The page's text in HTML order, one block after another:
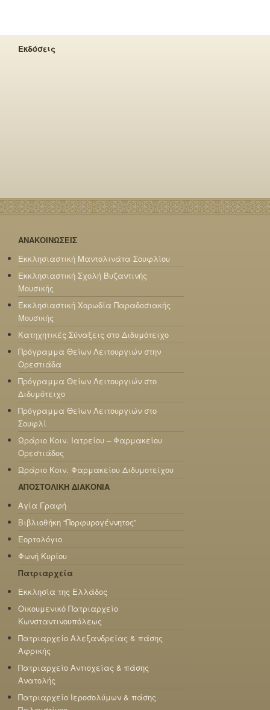
Εκδόσεις
ΑΝΑΚΟΙΝΩΣΕΙΣ
Εκκλησιαστική Μαντολινάτα Σουφλίου
Εκκλησιαστική Σχολή Βυζαντινής
Μουσικής
Εκκλησιαστική Χορωδία Παραδοσιακής
Μουσικής
Κατηχητικές Σύναξεις στο Διδυμότειχο
Πρόγραμμα Θείων Λειτουργιών στην
Ορεστιάδα
Πρόγραμμα Θείων Λειτουργιών στο
Διδυμότειχο
Πρόγραμμα Θείων Λειτουργιών στο
Σουφλί
Ωράριο Κοιν. Ιατρείου – Φαρμακείου
Ορεστιάδος
Ωράριο Κοιν. Φαρμακείου Διδυμοτείχου
ΑΠΟΣΤΟΛΙΚΗ ΔΙΑΚΟΝΙΑ
Αγία Γραφή
Βιβλιοθήκη “Πορφυρογέννητος”
Εορτολόγιο
Φωνή Κυρίου
Πατριαρχεία
Εκκλησία της Ελλάδος
Οικουμενικό Πατριαρχείο
Κωνσταντινουπόλεως
Πατριαρχείο Αλεξανδρείας & πάσης
Αφρικής
Πατριαρχείο Αντιοχείας & πάσης
Ανατολής
Πατριαρχείο Ιεροσολύμων & πάσης